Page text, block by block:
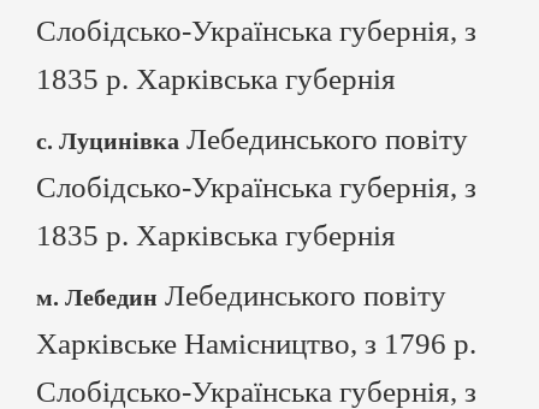
Слобідсько-Українська губернія, з
1835 р. Харківська губернія
с. Луцинівка Лебединського повіту
Слобідсько-Українська губернія, з
1835 р. Харківська губернія
м. Лебедин Лебединського повіту
Харківське Намісництво, з 1796 р.
Слобідсько-Українська губернія, з